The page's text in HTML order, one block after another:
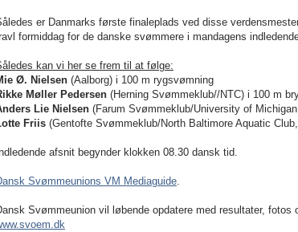
er Danmarks første finaleplads ved disse
formiddag for de danske svømmere i mandagens
kan vi her se frem til at følge:
Ø. Nielsen (Aalborg) i 100 m rygsvømning
Møller Pedersen (Herning Svømmeklub//NTC) i 100 m
Lie Nielsen (Farum Svømmeklub/University of
Friis (Gentofte Svømmeklub/North Baltimore Aquatic
afsnit begynder klokken 08.30 dansk tid.
Svømmeunions VM Mediaguide.
Svømmeunion vil løbende opdatere med resultater,